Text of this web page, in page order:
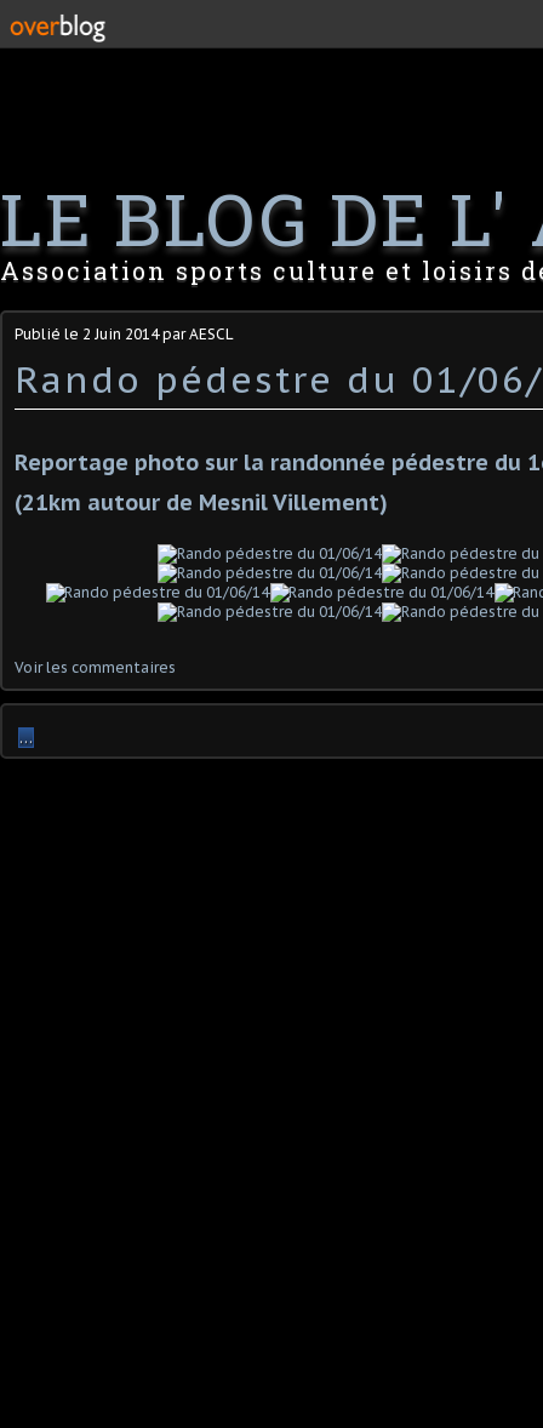
LE BLOG DE L'
Association sports culture et loisirs
Publié le 2 Juin 2014par AESCL
Rando pédestre du 01/
Reportage photo sur la randonnée pédestre du
(21km autour de Mesnil Villement)
Voir les commentaires
…